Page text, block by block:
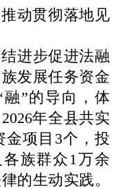
动贯彻落地见
进步促进法融
发展任务资金
”的导向，体
年全县共实
金项目3个，投
族群众1万余
的生动实践。